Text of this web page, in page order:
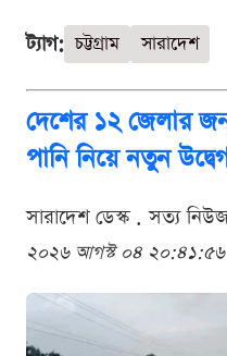
ট্যাগ: চট্টগ্রাম সারাদেশ
দেশের ১২ জেলার
পানি নিয়ে নতুন
সারাদেশ ডেস্ক . সত্য
২০২৬ আগস্ট ০৪ ২০:৪১:৫৬